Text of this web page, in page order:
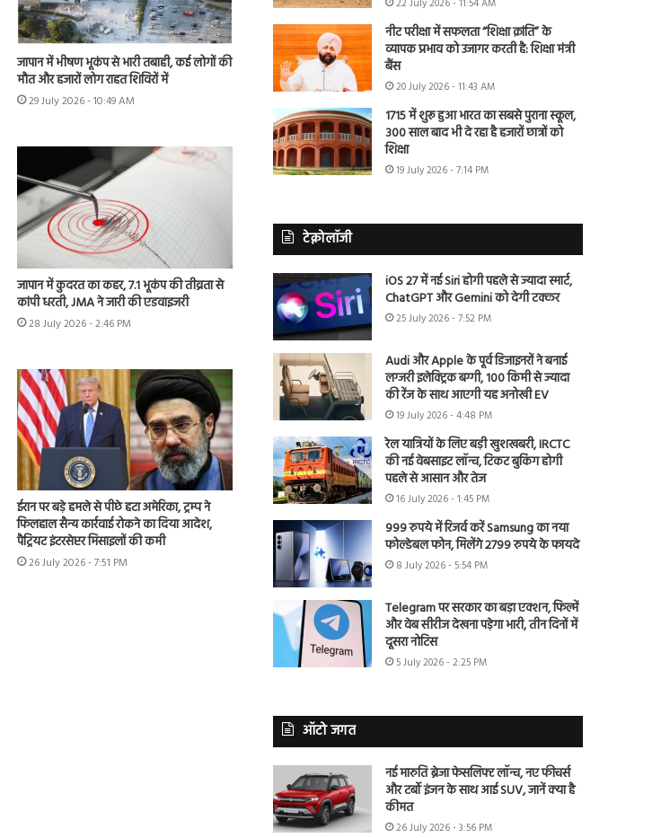
जापान में भीषण भूकंप से भारी तबाही, कई लोगों की
मौत और हजारों लोग राहत शिविरों में
29 July 2026 - 10:49 AM
जापान में कुदरत का कहर, 7.1 भूकंप की तीव्रता से
कांपी धरती, JMA ने जारी की एडवाइजरी
28 July 2026 - 2:46 PM
ईरान पर बड़े हमले से पीछे हटा अमेरिका, ट्रम्प ने
फिलहाल सैन्य कार्रवाई रोकने का दिया आदेश,
पैट्रियट इंटरसेप्टर मिसाइलों की कमी
26 July 2026 - 7:51 PM
22 July 2026 - 11:54 AM
नीट परीक्षा में सफलता “शिक्षा क्रांति” के
व्यापक प्रभाव को उजागर करती है: शिक्षा मंत्री
बैंस
20 July 2026 - 11:43 AM
1715 में शुरू हुआ भारत का सबसे पुराना स्कूल,
300 साल बाद भी दे रहा है हजारों छात्रों को
शिक्षा
19 July 2026 - 7:14 PM
टेक्नोलॉजी
iOS 27 में नई Siri होगी पहले से ज्यादा स्मार्ट,
ChatGPT और Gemini को देगी टक्कर
25 July 2026 - 7:52 PM
Audi और Apple के पूर्व डिजाइनरों ने बनाई
लग्जरी इलेक्ट्रिक बग्गी, 100 किमी से ज्यादा
की रेंज के साथ आएगी यह अनोखी EV
19 July 2026 - 4:48 PM
रेल यात्रियों के लिए बड़ी खुशखबरी, IRCTC
की नई वेबसाइट लॉन्च, टिकट बुकिंग होगी
पहले से आसान और तेज
16 July 2026 - 1:45 PM
999 रुपये में रिजर्व करें Samsung का नया
फोल्डेबल फोन, मिलेंगे 2799 रुपये के फायदे
8 July 2026 - 5:54 PM
Telegram पर सरकार का बड़ा एक्शन, फिल्में
और वेब सीरीज देखना पड़ेगा भारी, तीन दिनों में
दूसरा नोटिस
5 July 2026 - 2:25 PM
ऑटो जगत
नई मारुति ब्रेजा फेसलिफ्ट लॉन्च, नए फीचर्स
और टर्बो इंजन के साथ आई SUV, जानें क्या है
कीमत
26 July 2026 - 3:56 PM